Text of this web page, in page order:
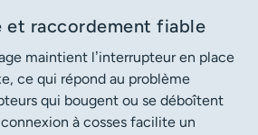
et raccordement fiable
maintient l’interrupteur en place
ce qui répond au problème
qui bougent ou se déboîtent
à cosses facilite un